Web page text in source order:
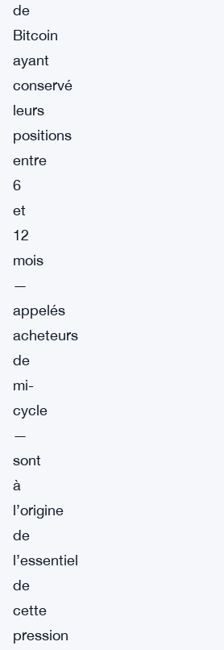
de
Bitcoin
ayant
conservé
leurs
positions
entre
6
et
12
mois
—
appelés
acheteurs
de
mi-
cycle
—
sont
à
l’origine
de
l’essentiel
de
cette
pression